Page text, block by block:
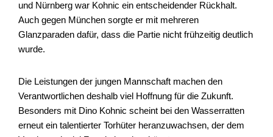
und Nürnberg war Kohnic ein entscheidender Rückhalt.
Auch gegen München sorgte er mit mehreren
Glanzparaden dafür, dass die Partie nicht frühzeitig deutlich
wurde.
Die Leistungen der jungen Mannschaft machen den
Verantwortlichen deshalb viel Hoffnung für die Zukunft.
Besonders mit Dino Kohnic scheint bei den Wasserratten
erneut ein talentierter Torhüter heranzuwachsen, der dem